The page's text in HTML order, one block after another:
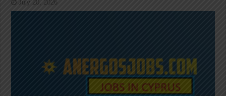
July 20, 2026